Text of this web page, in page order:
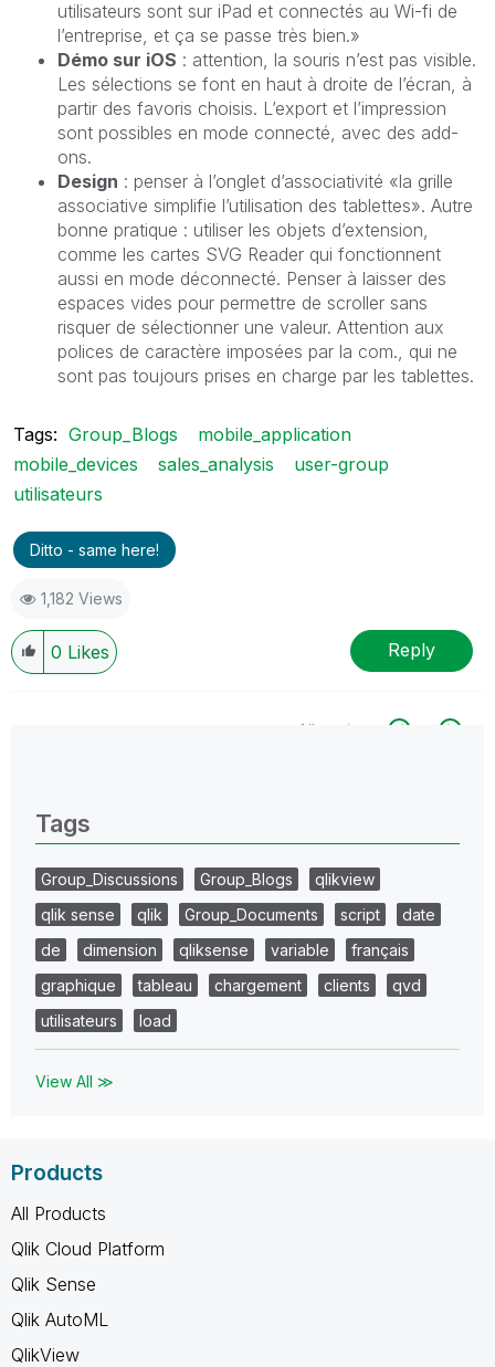
utilisateurs sont sur iPad et connectés au Wi-fi de
l’entreprise, et ça se passe très bien.»
Démo sur iOS : attention, la souris n’est pas visible.
Les sélections se font en haut à droite de l’écran, à
partir des favoris choisis. L’export et l’impression
sont possibles en mode connecté, avec des add-
ons.
Design : penser à l’onglet d’associativité «la grille
associative simplifie l’utilisation des tablettes». Autre
bonne pratique : utiliser les objets d’extension,
comme les cartes SVG Reader qui fonctionnent
aussi en mode déconnecté. Penser à laisser des
espaces vides pour permettre de scroller sans
risquer de sélectionner une valeur. Attention aux
polices de caractère imposées par la com., qui ne
sont pas toujours prises en charge par les tablettes.
Tags: Group_Blogs
mobile_application
mobile_devices
sales_analysis
user-group
utilisateurs
Ditto - same here!
1,182 Views
0 Likes Reply
All topics
Tags
Group_Discussions Group_Blogs
qlikview
qlik sense
qlik Group_Documents script
date
de
dimension qliksense variable
français
graphique
tableau chargement clients
qvd
utilisateurs
load
View All ≫
Products
All Products
Qlik Cloud Platform
Qlik Sense
Qlik AutoML
QlikView